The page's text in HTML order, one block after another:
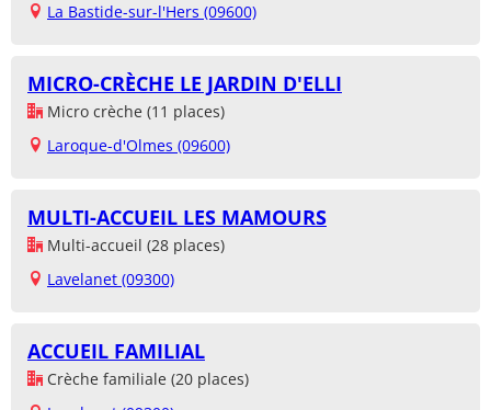
La Bastide-sur-l'Hers (09600)
MICRO-CRÈCHE LE JARDIN D'ELLI
Micro crèche (11 places)
Laroque-d'Olmes (09600)
MULTI-ACCUEIL LES MAMOURS
Multi-accueil (28 places)
Lavelanet (09300)
ACCUEIL FAMILIAL
Crèche familiale (20 places)